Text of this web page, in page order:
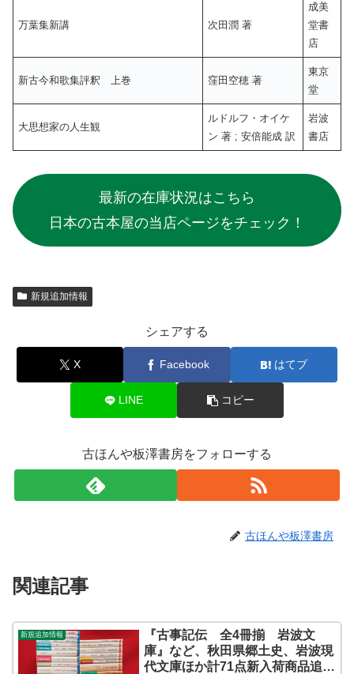
万葉集新講 次田潤 著
成美
堂書
店
新古今和歌集評釈 上巻 窪田空穂 著
東京
堂
大思想家の人生観
ルドルフ・オイケ
ン 著 ; 安倍能成 訳
岩波
書店
最新の在庫状況はこちら
日本の古本屋の当店ページをチェック！
新規追加情報
シェアする
X Facebook はてブ
LINE コピー
古ほんや板澤書房をフォローする
古ほんや板澤書房
関連記事
新規追加情報
『古事記伝 全4冊揃 岩波文
庫』など、秋田県郷土史、岩波現
代文庫ほか計71点新入荷商品追加